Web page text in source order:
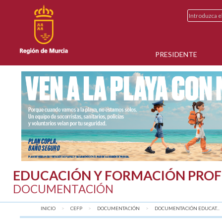
PRESIDENTE
EDUCACIÓN Y FORMACIÓN
DOCUMENTACIÓN
INICIO CEFP DOCUMENTACIÓN DOCUMENTACIÓN EDUCAT...